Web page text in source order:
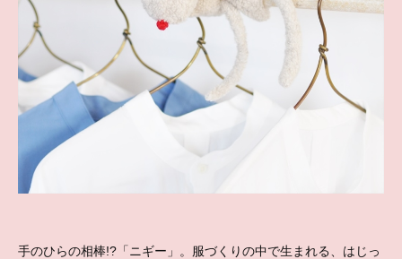
手のひらの相棒!?「ニギー」。服づくりの中で生まれる、はじっ